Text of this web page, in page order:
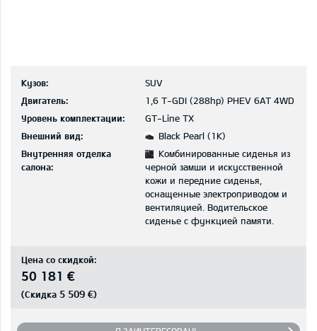
Кузов:
SUV
Двигатель:
1,6 T-GDI (288hp) PHEV 6AT 4WD
Уровень комплектации:
GT-Line TX
Внешний вид:
Black Pearl (1K)
Внутренняя отделка
салона:
Комбинированные сиденья из
черной замши и искусственной
кожи и передние сиденья,
оснащенные электроприводом и
вентиляцией. Водительское
сиденье с функцией памяти.
Цена со скидкой:
50 181 €
(Скидка 5 509 €)